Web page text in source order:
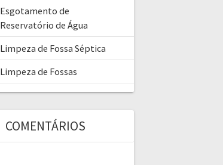
Esgotamento de
Reservatório de Água
Limpeza de Fossa Séptica
Limpeza de Fossas
COMENTÁRIOS